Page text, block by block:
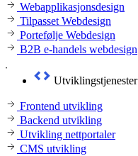
Webapplikasjonsdesign
Tilpasset Webdesign
Portefølje Webdesign
B2B e-handels webdesign
Utviklingstjenester
Frontend utvikling
Backend utvikling
Utvikling nettportaler
CMS utvikling